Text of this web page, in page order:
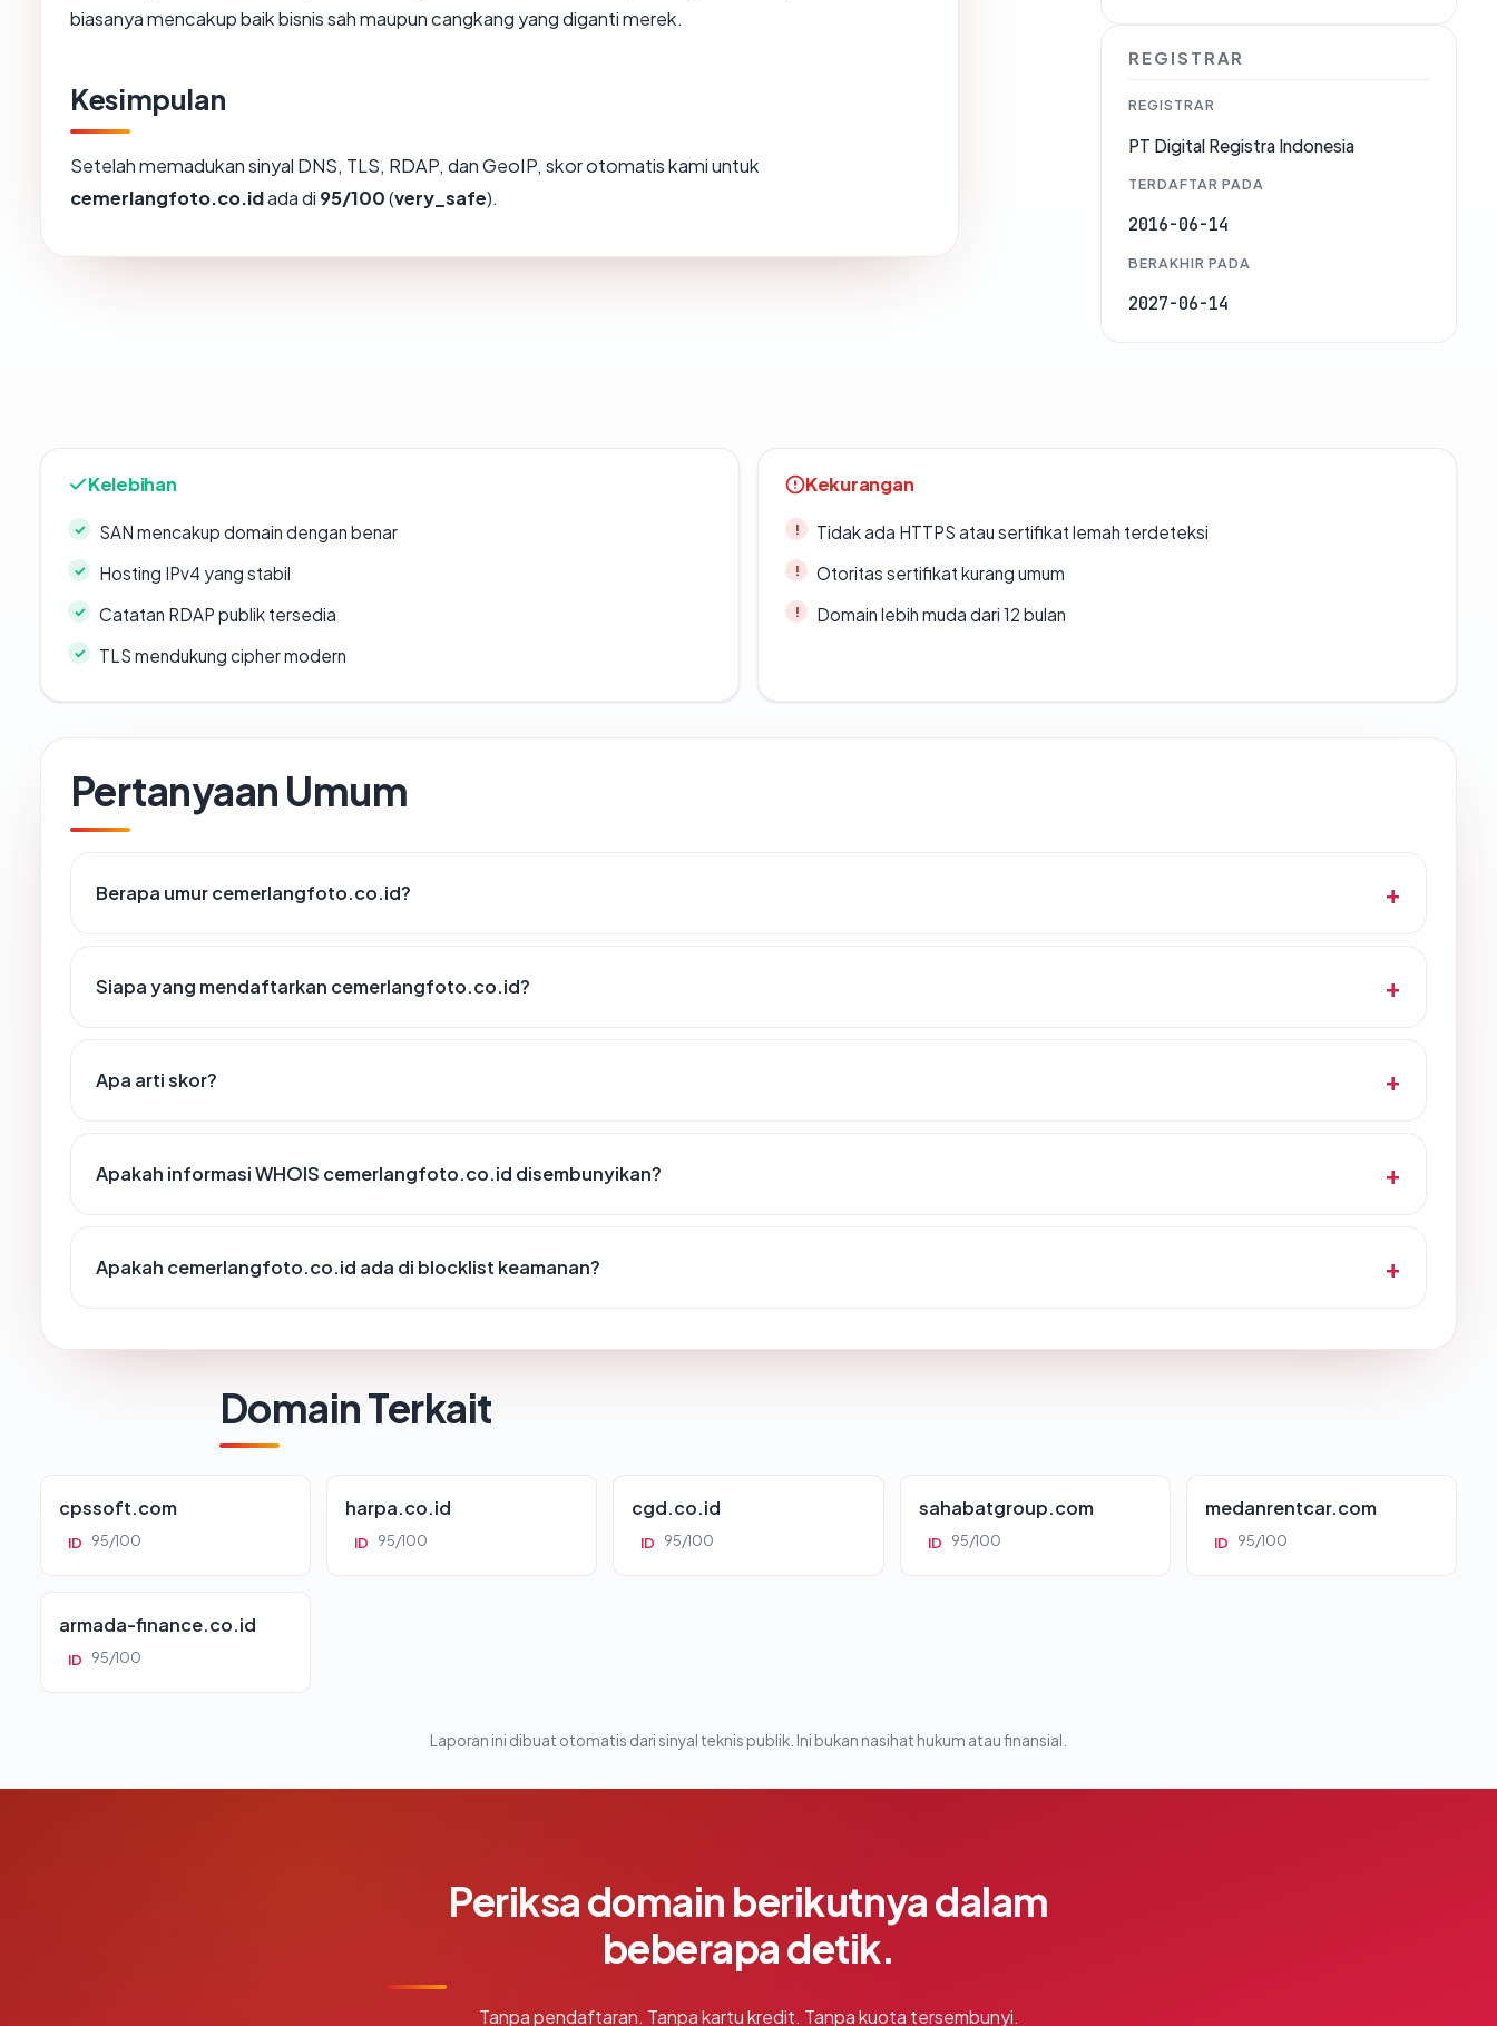
biasanya mencakup baik bisnis sah maupun cangkang yang diganti merek.
Kesimpulan
Setelah memadukan sinyal DNS, TLS, RDAP, dan GeoIP, skor otomatis kami untuk
cemerlangfoto.co.idada di 95/100(very_safe).
REGISTRAR
REGISTRAR
PT Digital Registra Indonesia
TERDAFTAR PADA
2016-06-14
BERAKHIR PADA
2027-06-14
Kelebihan
SAN mencakup domain dengan benar
Hosting IPv4 yang stabil
Catatan RDAP publik tersedia
TLS mendukung cipher modern
Kekurangan
Tidak ada HTTPS atau sertifikat lemah terdeteksi
Otoritas sertifikat kurang umum
Domain lebih muda dari 12 bulan
Pertanyaan Umum
Berapa umur cemerlangfoto.co.id?
Siapa yang mendaftarkan cemerlangfoto.co.id?
Apa arti skor?
Apakah informasi WHOIS cemerlangfoto.co.id disembunyikan?
Apakah cemerlangfoto.co.id ada di blocklist keamanan?
Domain Terkait
cpssoft.com
ID 95/100
harpa.co.id
ID 95/100
cgd.co.id
ID 95/100
sahabatgroup.com
ID 95/100
medanrentcar.com
ID 95/100
armada-finance.co.id
ID 95/100
Laporan ini dibuat otomatis dari sinyal teknis publik. Ini bukan nasihat hukum atau finansial.
Periksa domain berikutnya dalam
beberapa detik.
Tanpa pendaftaran. Tanpa kartu kredit. Tanpa kuota tersembunyi.